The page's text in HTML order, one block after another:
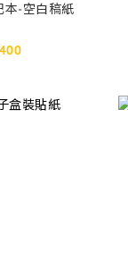
本-空白稿紙